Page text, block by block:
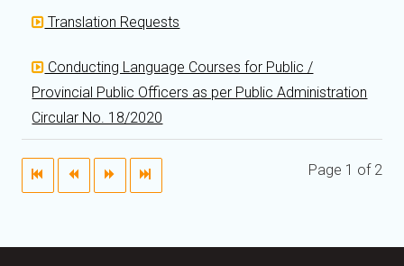
Translation Requests
Conducting Language Courses for Public /
Provincial Public Officers as per Public Administration
Circular No. 18/2020
Page 1 of 2